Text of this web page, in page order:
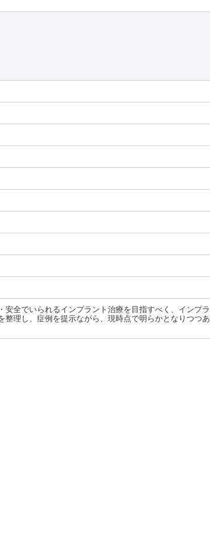
全でいられるインプラント治療を目指すべく、インプラ
理し、症例を提示ながら、現時点で明らかとなりつつあ